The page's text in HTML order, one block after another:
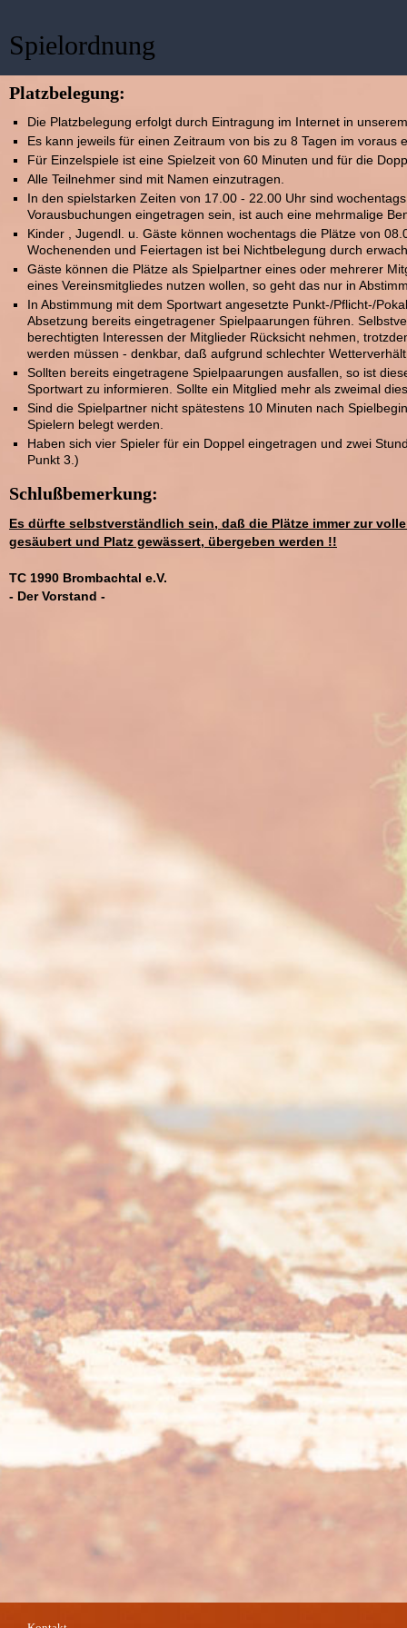
Spielordnung
Platzbelegung:
Die Platzbelegung erfolgt durch Eintragung im Internet in
Es kann jeweils für einen Zeitraum von bis zu 8 Tagen im voraus
Für Einzelspiele ist eine Spielzeit von 60 Minuten und für die
Alle Teilnehmer sind mit Namen einzutragen.
In den spielstarken Zeiten von 17.00 - 22.00 Uhr sind
Vorausbuchungen eingetragen sein, ist auch eine mehrmalige
Kinder , Jugendl. u. Gäste können wochentags die Plätze von
Wochenenden und Feiertagen ist bei Nichtbelegung durch
Gäste können die Plätze als Spielpartner eines oder mehrerer
eines Vereinsmitgliedes nutzen wollen, so geht das nur in
In Abstimmung mit dem Sportwart angesetzte Punkt-/Pflicht-/
Absetzung bereits eingetragener Spielpaarungen führen.
berechtigten Interessen der Mitglieder Rücksicht nehmen,
werden müssen - denkbar, daß aufgrund schlechter
Sollten bereits eingetragene Spielpaarungen ausfallen, so ist
Sportwart zu informieren. Sollte ein Mitglied mehr als zweimal
Sind die Spielpartner nicht spätestens 10 Minuten nach
Spielern belegt werden.
Haben sich vier Spieler für ein Doppel eingetragen und zwei
Punkt 3.)
Schlußbemerkung:
Es dürfte selbstverständlich sein, daß die Plätze immer zur
gesäubert und Platz gewässert, übergeben werden !!
TC 1990 Brombachtal e.V.
- Der Vorstand -